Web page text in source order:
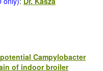
Campylobacter
of indoor broiler